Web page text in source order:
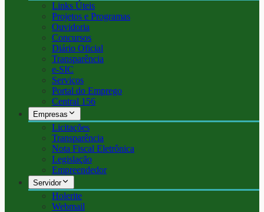
Links Úteis
Projetos e Programas
Ouvidoria
Concursos
Diário Oficial
Transparência
e-SIC
Serviços
Portal do Emprego
Central 156
Empresas
Licitações
Transparência
Nota Fiscal Eletrônica
Legislação
Empreendedor
Servidor
Holerite
Webmail